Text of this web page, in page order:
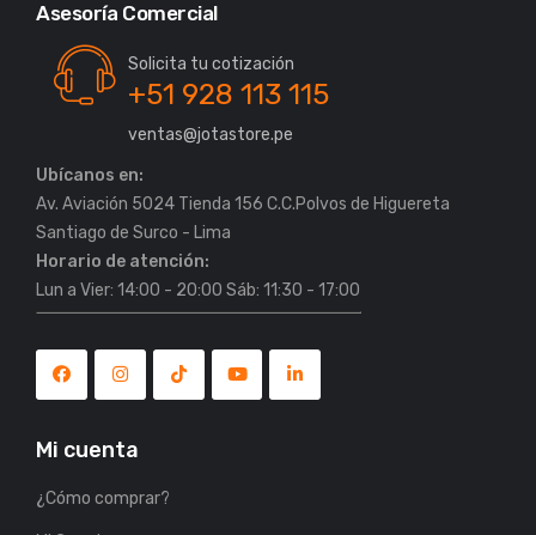
Asesoría Comercial
Solicita tu cotización
+51 928 113 115
ventas@jotastore.pe
Ubícanos en:
Av. Aviación 5024 Tienda 156 C.C.Polvos de Higuereta
Horario de atención:
Lun a Vier: 14:00 - 20:00 Sáb: 11:30 - 17:00
Mi cuenta
¿Cómo comprar?